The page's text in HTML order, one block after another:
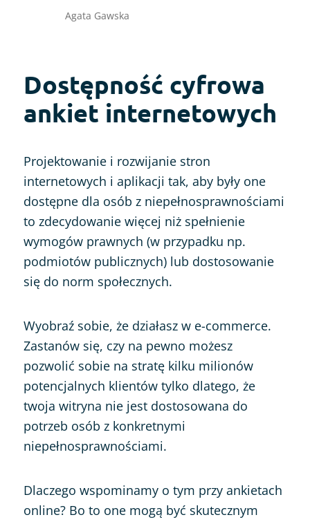
Agata Gawska
Dostępność cyfrowa
ankiet internetowych
Projektowanie i rozwijanie stron
internetowych i aplikacji tak, aby były one
dostępne dla osób z niepełnosprawnościami
to zdecydowanie więcej niż spełnienie
wymogów prawnych (w przypadku np.
podmiotów publicznych) lub dostosowanie
się do norm społecznych.
Wyobraź sobie, że działasz w e-commerce.
Zastanów się, czy na pewno możesz
pozwolić sobie na stratę kilku milionów
potencjalnych klientów tylko dlatego, że
twoja witryna nie jest dostosowana do
potrzeb osób z konkretnymi
niepełnosprawnościami.
Dlaczego wspominamy o tym przy ankietach
online? Bo to one mogą być skutecznym